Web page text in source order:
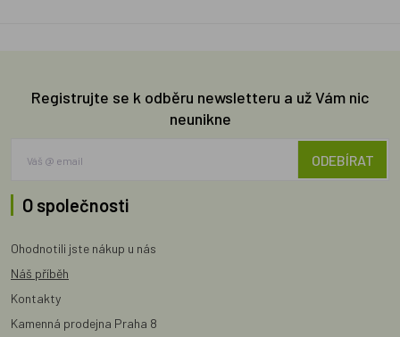
Registrujte se k odběru newsletteru a už Vám nic
neunikne
ODEBÍRAT
O společnosti
Ohodnotili jste nákup u nás
Náš příběh
Kontakty
Kamenná prodejna Praha 8